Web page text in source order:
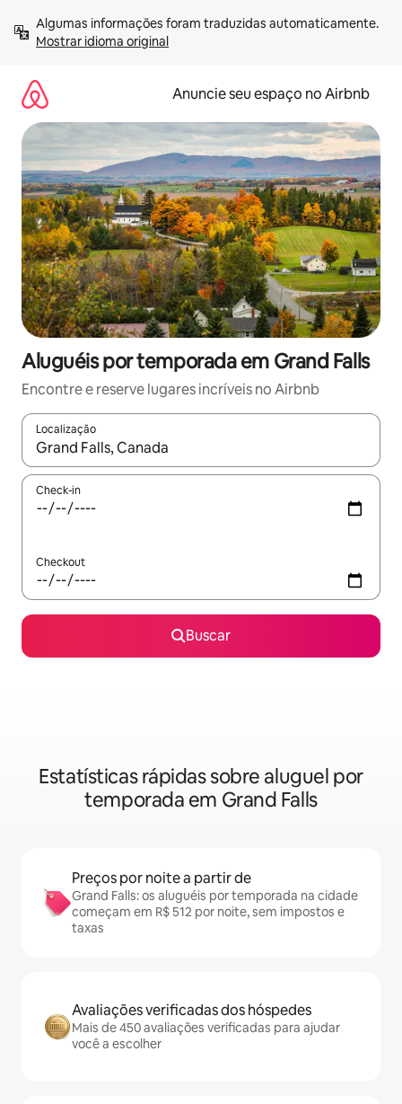
para
Mostrar idioma original
Anuncie seu espaço no Airbnb
Aluguéis por temporada em Grand Falls
Encontre e reserve lugares incríveis no Airbnb
Localização
Quando os resultados estiverem disponíveis, explore-os
Check-in
Checkout
Buscar
Estatísticas rápidas sobre aluguel por
temporada em Grand Falls
Preços por noite a partir de
Grand Falls: os aluguéis por temporada na cidade
começam em R$ 512 por noite, sem impostos e
taxas
Avaliações verificadas dos hóspedes
Mais de 450 avaliações verificadas para ajudar
você a escolher